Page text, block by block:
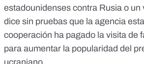
estadounidenses contra Rusia o un
dice sin pruebas que la agencia
cooperación ha pagado la visita de
para aumentar la popularidad del